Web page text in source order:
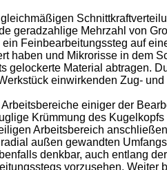
geradzahlige Mehrzahl von
Feinbearbeitungssteg auf
haben und Mikrorisse in dem
gelockerte Material abtragen.
einwirkenden Zug- und
einiger der
Krümmung des
Arbeitsbereich
außen gewandten
denkbar, auch entlang
vorzusehen.